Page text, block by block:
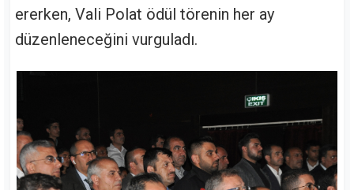
ererken, Vali Polat ödül törenin her ay
düzenleneceğini vurguladı.